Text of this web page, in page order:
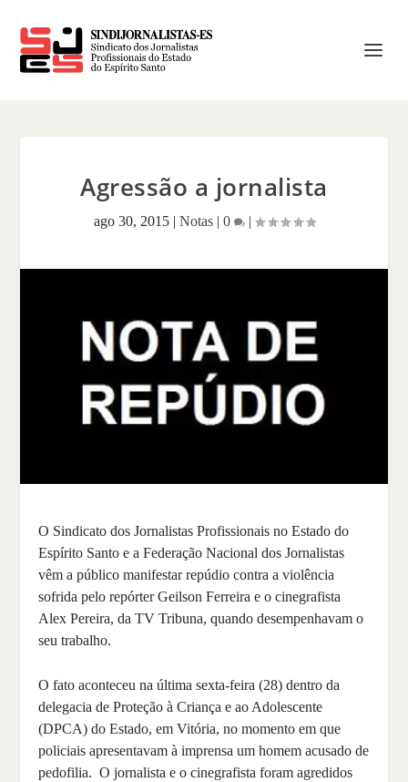
Agressão a jornalista
ago 30, 2015| Notas| 0 |
O Sindicato dos Jornalistas Profissionais no Estado do
Espírito Santo e a Federação Nacional dos Jornalistas
vêm a público manifestar repúdio contra a violência
sofrida pelo repórter Geilson Ferreira e o cinegrafista
Alex Pereira, da TV Tribuna, quando desempenhavam o
seu trabalho.
O fato aconteceu na última sexta-feira (28) dentro da
delegacia de Proteção à Criança e ao Adolescente
(DPCA) do Estado, em Vitória, no momento em que
policiais apresentavam à imprensa um homem acusado de
pedofilia. O jornalista e o cinegrafista foram agredidos